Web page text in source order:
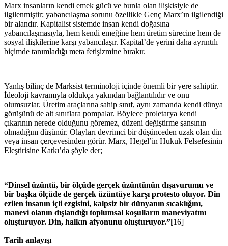
Marx insanların kendi emek gücü ve bunla olan ilişkisiyle de
ilgilenmiştir; yabancılaşma sorunu özellikle Genç Marx’ın ilgilendiği
bir alandır. Kapitalist sistemde insan kendi doğasına
yabancılaşmasıyla, hem kendi emeğine hem üretim sürecine hem de
sosyal ilişkilerine karşı yabancılaşır. Kapital’de yerini daha ayrıntılı
biçimde tanımladığı meta fetişizmine bırakır.
Yanlış bilinç de Marksist terminoloji içinde önemli bir yere sahiptir.
İdeoloji kavramıyla oldukça yakından bağlantılıdır ve onu
olumsuzlar. Üretim araçlarına sahip sınıf, aynı zamanda kendi dünya
görüşünü de alt sınıflara pompalar. Böylece proletarya kendi
çıkarının nerede olduğunu göremez, düzeni değiştirme şansının
olmadığını düşünür. Olayları devrimci bir düşünceden uzak olan din
veya insan çerçevesinden görür. Marx, Hegel’in Hukuk Felsefesinin
Eleştirisine Katkı’da şöyle der;
“Dinsel üzüntü, bir ölçüde gerçek üzüntünün dışavurumu ve
bir başka ölçüde de gerçek üzüntüye karşı protesto oluyor. Din
ezilen insanın içli ezgisini, kalpsiz bir dünyanın sıcaklığını,
manevi olanın dışlandığı toplumsal koşulların maneviyatını
oluşturuyor. Din, halkın afyonunu oluşturuyor.”[16]
Tarih anlayışı